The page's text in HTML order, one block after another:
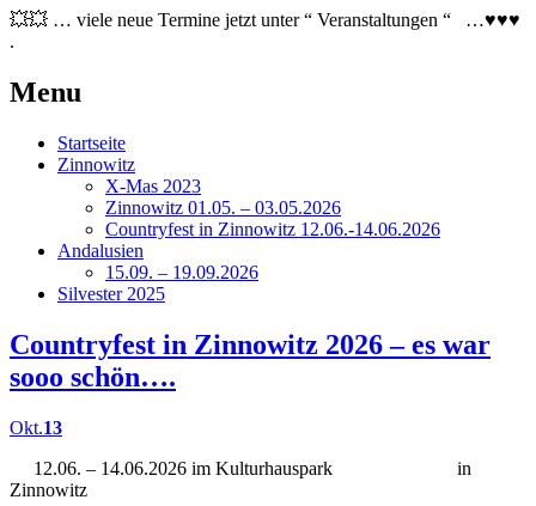
💥💥 … viele neue Termine jetzt unter “ Veranstaltungen “ …♥♥♥
.
Menu
Skip
Startseite
Zinnowitz
X-Mas 2023
Zinnowitz 01.05. – 03.05.2026
Countryfest in Zinnowitz 12.06.-14.06.2026
Andalusien
15.09. – 19.09.2026
Silvester 2025
Countryfest in Zinnowitz 2026 – es war
sooo schön….
Okt.13
12.06. – 14.06.2026 im Kulturhauspark in
Zinnowitz